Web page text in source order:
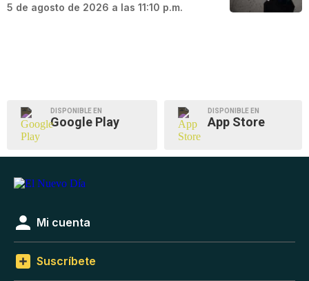
5 de agosto de 2026 a las 11:10 p.m.
DISPONIBLE EN
Google Play
DISPONIBLE EN
App Store
Mi cuenta
Suscríbete